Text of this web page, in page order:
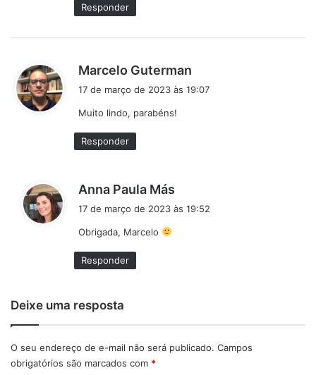
Responder
Marcelo Guterman
17 de março de 2023 às 19:07
Muito lindo, parabéns!
Responder
Anna Paula Más
i
17 de março de 2023 às 19:52
Obrigada, Marcelo
Responder
Deixe uma resposta
O seu endereço de e-mail não será publicado. Campos
obrigatórios são marcados com *